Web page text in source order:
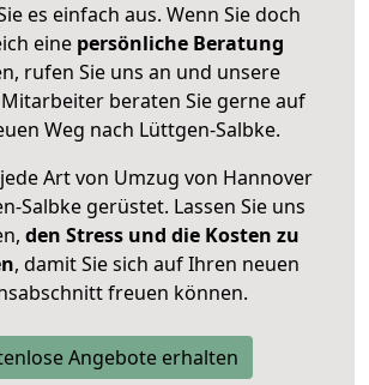
es einfach aus. Wenn Sie doch
eine persönliche Beratung
rufen Sie uns an und unsere
beraten Sie gerne auf
Weg nach Lüttgen-Salbke.
Art von Umzug von Hannover
Salbke gerüstet. Lassen Sie uns
den Stress und die Kosten zu
, damit Sie sich auf Ihren neuen
freuen können.
Angebote erhalten